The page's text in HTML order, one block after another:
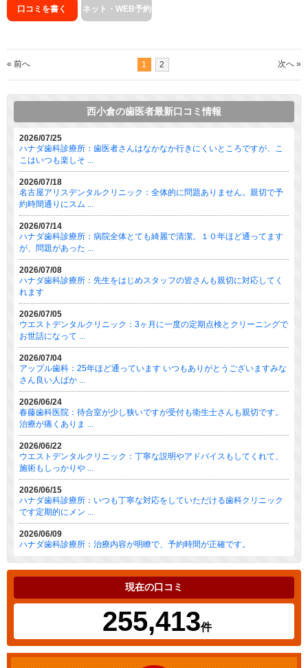
口コミを書く ネット・WEB予約
« 前へ 1 2 次へ »
西小倉の歯医者最新口コミ情報
2026/07/25
ハナダ歯科診療所：歯医者さんはなかなか行きにくいところですが、こ
こはいつも楽しそ ...
2026/07/18
名古屋アリスデンタルクリニック：全体的に問題ありません。親切で予
約時間通りにスム ...
2026/07/14
ハナダ歯科診療所：病院全体とても綺麗で清潔。１０年ほど通ってます
が、問題があった ...
2026/07/08
ハナダ歯科診療所：先生をはじめスタッフの皆さんも親切に対応してく
れます
2026/07/05
ウエストデンタルクリニック：3ヶ月に一度の定期点検とクリーニングで
お世話になって ...
2026/07/04
アップル歯科：25年ほど通っています いつもありがとうございますみな
さん良い人ばか ...
2026/06/24
春藤歯科医院：待合室が少し狭いですが受付も衛生士さんも親切です。
治療が痛くありま ...
2026/06/22
ウエストデンタルクリニック：丁寧な説明やアドバイスもしてくれて、
施術もしっかりや ...
2026/06/15
ハナダ歯科診療所：いつも丁寧な対応をしていただける歯科クリニック
です定期的にメン ...
2026/06/09
ハナダ歯科診療所：治療内容が明瞭で、予約時間が正確です。
現在の口コミ
255,413件